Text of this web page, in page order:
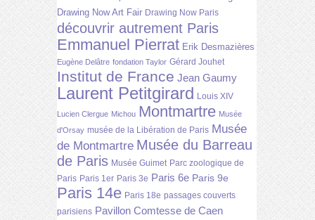
Drawing Now Art Fair Drawing Now Paris
découvrir autrement Paris
Emmanuel Pierrat Erik Desmazières
Eugène Delâtre fondation Taylor Gérard Jouhet
Institut de France Jean Gaumy
Laurent Petitgirard Louis XIV
Lucien Clergue Michou Montmartre Musée
d'Orsay musée de la Libération de Paris Musée
de Montmartre Musée du Barreau
de Paris Musée Guimet Parc zoologique de
Paris Paris 1er Paris 3e Paris 6e Paris 9e
Paris 14e Paris 18e passages couverts
parisiens Pavillon Comtesse de Caen